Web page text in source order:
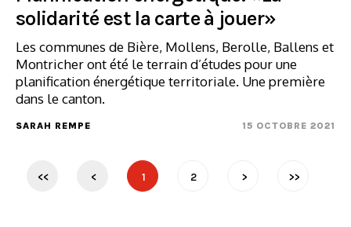
solidarité est la carte à jouer»
Les communes de Bière, Mollens, Berolle, Ballens et
Montricher ont été le terrain d’études pour une
planification énergétique territoriale. Une première
dans le canton.
SARAH REMPE 15 OCTOBRE 2021
<< < 1 2 > >>